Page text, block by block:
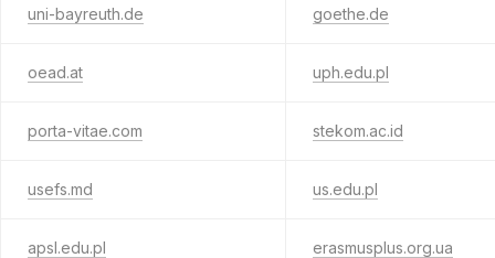
uni-bayreuth.de goethe.de
oead.at uph.edu.pl
porta-vitae.com stekom.ac.id
usefs.md us.edu.pl
apsl.edu.pl erasmusplus.org.ua